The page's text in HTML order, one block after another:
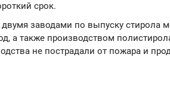
срок.
двумя заводами по выпуску стирола
а также производством
не пострадали от пожара и